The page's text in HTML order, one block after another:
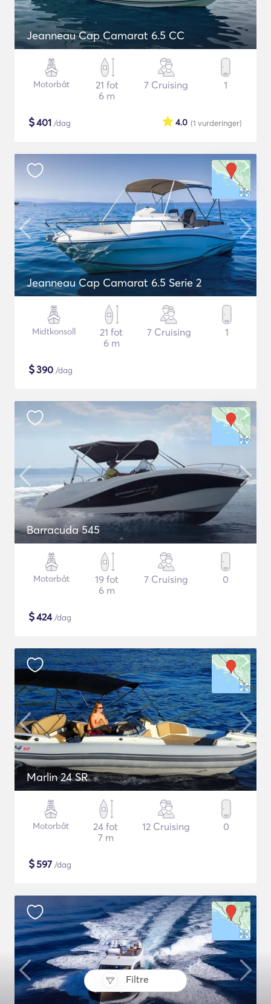
Filtre
Jeanneau Cap Camarat 6.5 CC
Motorbåt
21 fot
6 m
7 Cruising 1
$401 /dag (1 vurderinger)
4.0
Jeanneau Cap Camarat 6.5 Serie 2
Midtkonsoll
21 fot
6 m
7 Cruising 1
$390 /dag
Barracuda 545
Motorbåt
19 fot
6 m
7 Cruising 0
$424/dag
Marlin 24 SR
Motorbåt
24 fot
7 m
12 Cruising 0
$597 /dag